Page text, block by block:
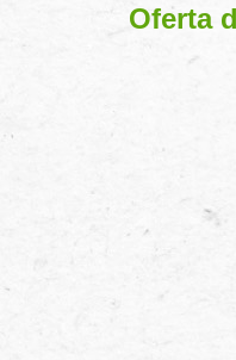
Oferta